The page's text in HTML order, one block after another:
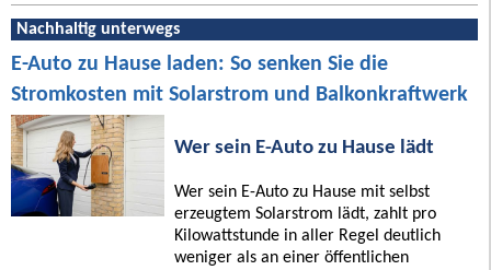
Nachhaltig unterwegs
E-Auto zu Hause laden: So senken Sie die
Stromkosten mit Solarstrom und Balkonkraftwerk
Wer sein E-Auto zu Hause lädt
Wer sein E-Auto zu Hause mit selbst
erzeugtem Solarstrom lädt, zahlt pro
Kilowattstunde in aller Regel deutlich
weniger als an einer öffentlichen